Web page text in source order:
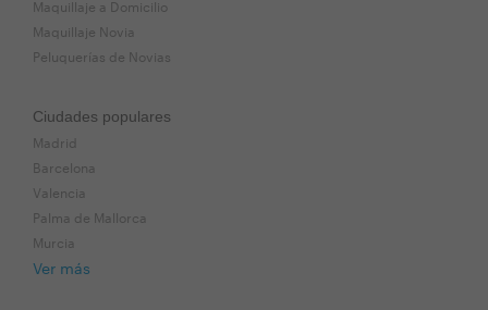
Maquillaje a Domicilio
Maquillaje Novia
Peluquerías de Novias
Ciudades populares
Madrid
Barcelona
Valencia
Palma de Mallorca
Murcia
Ver más